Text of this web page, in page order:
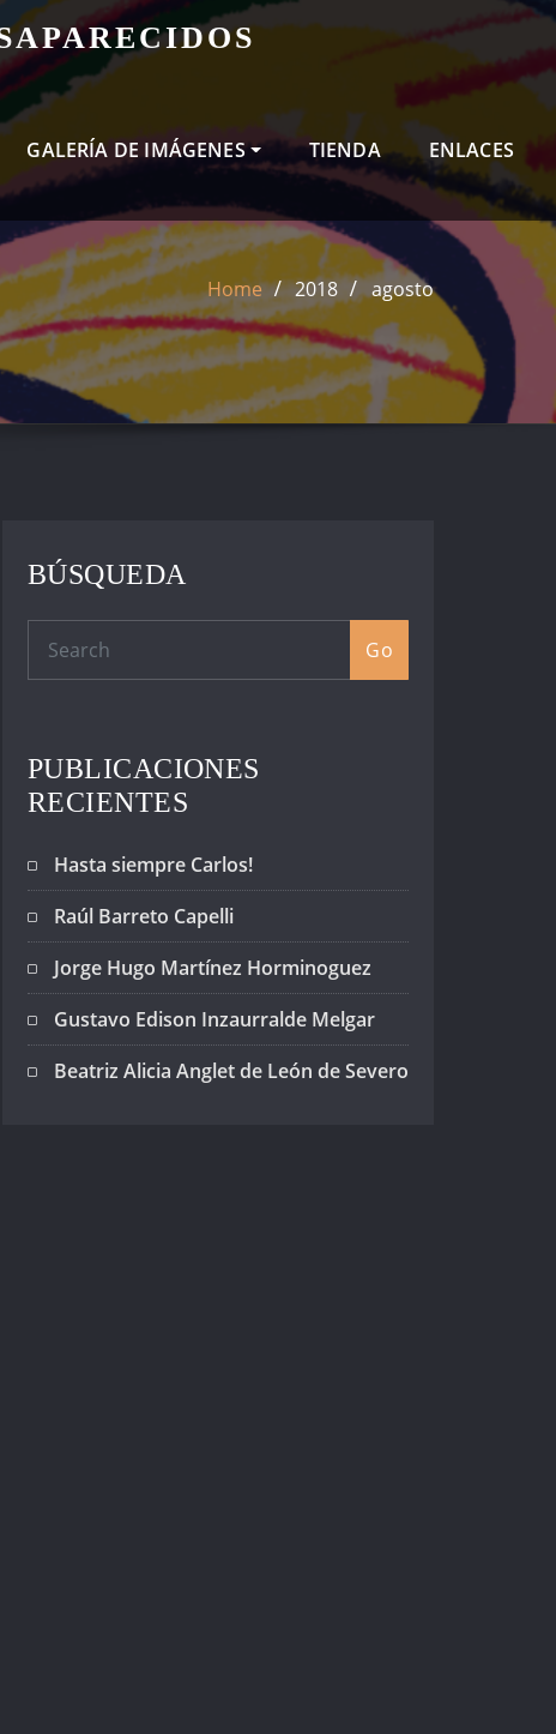
GALERÍA DE IMÁGENES TIENDA ENLACES
Home 2018 agosto
BÚSQUEDA
Go
PUBLICACIONES
RECIENTES
Hasta siempre Carlos!
Raúl Barreto Capelli
Jorge Hugo Martínez Horminoguez
Gustavo Edison Inzaurralde Melgar
Beatriz Alicia Anglet de León de Severo